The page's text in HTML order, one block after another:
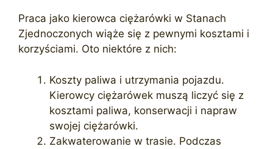
Praca jako kierowca ciężarówki w Stanach
Zjednoczonych wiąże się z pewnymi kosztami i
korzyściami. Oto niektóre z nich:
Koszty paliwa i utrzymania pojazdu.
Kierowcy ciężarówek muszą liczyć się z
kosztami paliwa, konserwacji i napraw
swojej ciężarówki.
Zakwaterowanie w trasie. Podczas